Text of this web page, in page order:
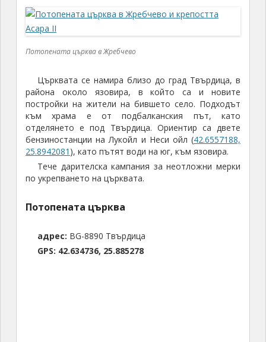
Потопената църква в Жребчево
Църквата се намира близо до град Твърдица, в
района около язовира, в който са и новите
постройки на жители на бившето село. Подходът
към храма е от подбалканския път, като
отделянето е под Твърдица. Ориентир са двете
бензиностанции на Лукойл и Неси ойл (42.6557188,
25.8942081 ), като пътят води на юг, към язовира.
Тече дарителска кампания за неотложни мерки
по укрепването на църквата.
Потопената църква
адрес: BG-8890 Твърдица
GPS: 42.634736, 25.885278